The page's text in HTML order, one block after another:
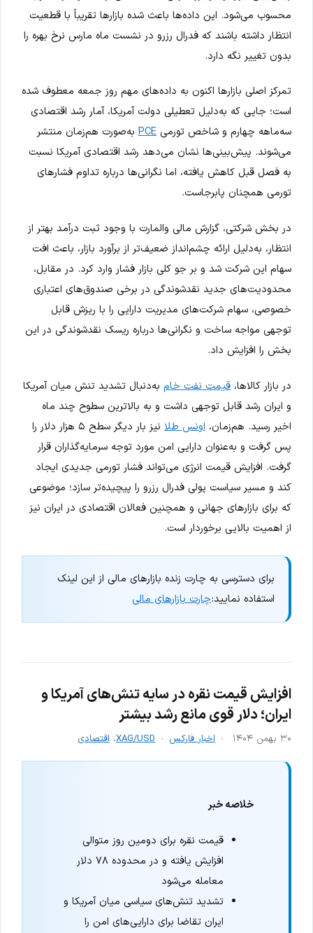
محسوب می‌شود. این داده‌ها باعث شده بازارها تقریباً با قطعیت
انتظار داشته باشند که فدرال رزرو در نشست ماه مارس نرخ بهره را
بدون تغییر نگه دارد.
تمرکز اصلی بازارها اکنون به داده‌های مهم روز جمعه معطوف شده
است؛ جایی که به‌دلیل تعطیلی دولت آمریکا، آمار رشد اقتصادی
سه‌ماهه چهارم و شاخص تورمی PCE به‌صورت هم‌زمان منتشر
می‌شوند. پیش‌بینی‌ها نشان می‌دهد رشد اقتصادی آمریکا نسبت
به فصل قبل کاهش یافته، اما نگرانی‌ها درباره تداوم فشارهای
تورمی همچنان پابرجاست.
در بخش شرکتی، گزارش مالی والمارت با وجود ثبت درآمد بهتر از
انتظار، به‌دلیل ارائه چشم‌انداز ضعیف‌تر از برآورد بازار، باعث افت
سهام این شرکت شد و بر جو کلی بازار فشار وارد کرد. در مقابل،
محدودیت‌های جدید نقدشوندگی در برخی صندوق‌های اعتباری
خصوصی، سهام شرکت‌های مدیریت دارایی را با ریزش قابل
توجهی مواجه ساخت و نگرانی‌ها درباره ریسک نقدشوندگی در این
بخش را افزایش داد.
در بازار کالاها، قیمت نفت خام به‌دنبال تشدید تنش میان آمریکا
و ایران رشد قابل توجهی داشت و به بالاترین سطوح چند ماه
اخیر رسید. هم‌زمان، اونس طلا
نیز بار دیگر سطح ۵ هزار دلار را
پس گرفت و به‌عنوان دارایی امن مورد توجه سرمایه‌گذاران قرار
گرفت. افزایش قیمت انرژی می‌تواند فشار تورمی جدیدی ایجاد
کند و مسیر سیاست پولی فدرال رزرو را پیچیده‌تر سازد؛ موضوعی
که برای بازارهای جهانی و همچنین فعالان اقتصادی در ایران نیز
از اهمیت بالایی برخوردار است.
برای دسترسی به چارت زنده بازارهای مالی از این لینک
استفاده نمایید:چارت بازارهای مالی
افزایش قیمت نقره در سایه تنش‌های آمریکا و
ایران؛ دلار قوی مانع رشد بیشتر
۳۰ بهمن ۱۴۰۴ اخبار فارکس XAG/USD، اقتصادی
خلاصه خبر
قیمت نقره برای دومین روز متوالی
افزایش یافته و در محدوده ۷۸ دلار
معامله می‌شود
تشدید تنش‌های سیاسی میان آمریکا و
ایران تقاضا برای دارایی‌های امن را